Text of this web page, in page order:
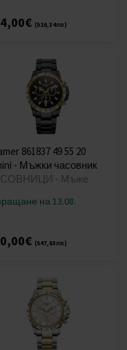
(516,34лв)
861837 49 55 20
- Мъжки часовник
- Мъже
на 13.08.
(547,63лв)